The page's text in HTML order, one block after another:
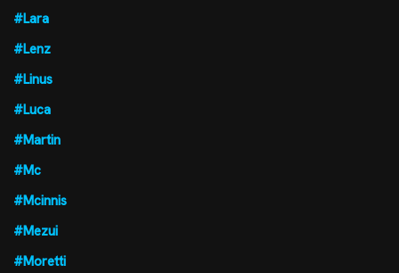
#Lara
#Lenz
#Linus
#Luca
#Martin
#Mc
#Mcinnis
#Mezui
#Moretti